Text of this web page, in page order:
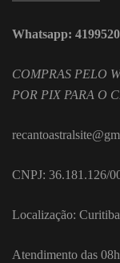
Whatsapp:
COMPRAS PELO
POR PIX PARA O
CNPJ: 36.181.126/
Localização:
Atendimento das